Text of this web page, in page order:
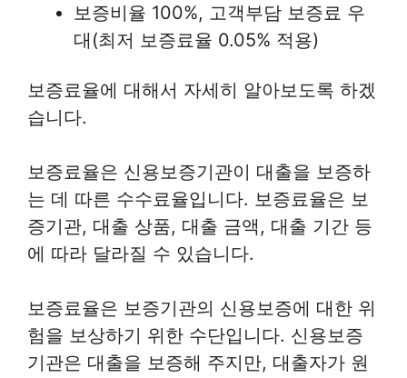
보증비율 100%, 고객부담 보증료 우
대(최저 보증료율 0.05% 적용)
보증료율에 대해서 자세히 알아보도록 하겠
습니다.
보증료율은 신용보증기관이 대출을 보증하
는 데 따른 수수료율입니다. 보증료율은 보
증기관, 대출 상품, 대출 금액, 대출 기간 등
에 따라 달라질 수 있습니다.
보증료율은 보증기관의 신용보증에 대한 위
험을 보상하기 위한 수단입니다. 신용보증
기관은 대출을 보증해 주지만, 대출자가 원